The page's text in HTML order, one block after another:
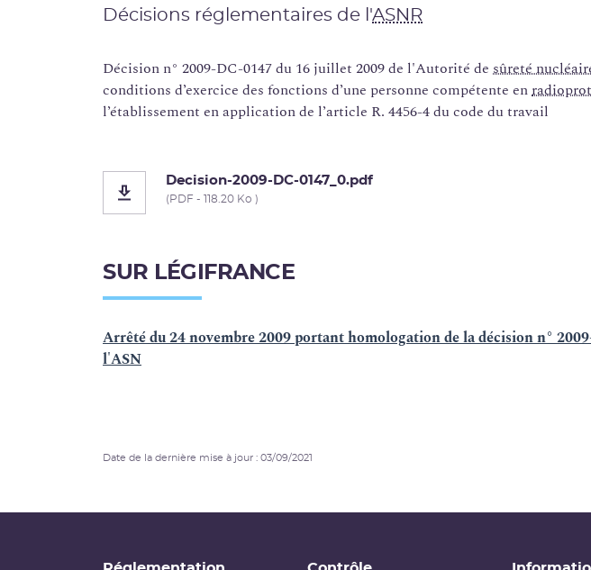
Décisions réglementaires de l'ASNR
Décision n° 2009-DC-0147 du 16 juillet 2009 de l'Autorité de sûreté
conditions d’exercice des fonctions d’une personne compétente en
l’établissement en application de l’article R. 4456-4 du code du travail
Decision-2009-DC-0147_0.pdf
(PDF - 118.20 Ko )
SUR LÉGIFRANCE
Arrêté du 24 novembre 2009 portant homologation de la décision n°
l'ASN
Date de la dernière mise à jour : 03/09/2021